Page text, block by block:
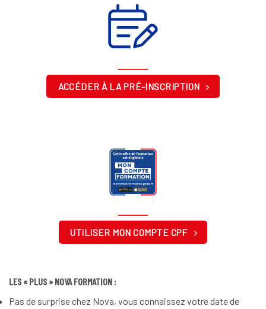
ACCÉDER À LA PRÉ-INSCRIPTION
UTILISER MON COMPTE CPF
LES « PLUS » NOVA FORMATION :
Pas de surprise chez Nova, vous connaissez votre date de